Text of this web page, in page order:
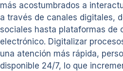
más acostumbrados a
a través de canales digitales,
sociales hasta plataformas de
electrónico. Digitalizar
una atención más rápida,
disponible 24/7, lo que